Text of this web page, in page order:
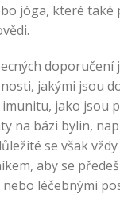
jóga, které také
doporučení
jakými jsou
jako jsou
na bázi bylin,
se však
aby se
léčebnými